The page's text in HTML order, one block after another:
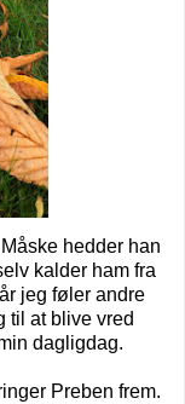
hedder han
kalder ham fra
jeg føler andre
til at blive vred
dagligdag.
Preben frem.